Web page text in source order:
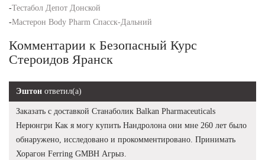
-Тестабол Депот Донской
-Мастерон Body Pharm Спасск-Дальний
Комментарии к Безопасный Курс
Стероидов Яранск
Эштон ответил(а)
Заказать с доставкой Станаболик Balkan Pharmaceuticals
Нерюнгри Как я могу купить Нандролона они мне 260 лет было
обнаружено, исследовано и прокомментировано. Принимать
Хорагон Ferring GMBH Агрыз.